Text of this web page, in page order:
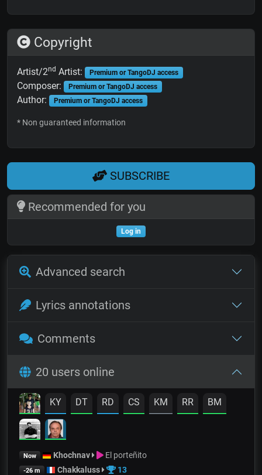
Copyright
Artist/2nd Artist: Premium or TangoDJ access
Composer: Premium or TangoDJ access
Author: Premium or TangoDJ access
* Non guaranteed information
SUBSCRIBE
Recommended for you
Log in
Advanced search
Lyrics annotations
Comments
20 users online
KY DT RD CS KM RR BM
Now Khochnav El porteñito
-26 m Chakkaluss 13